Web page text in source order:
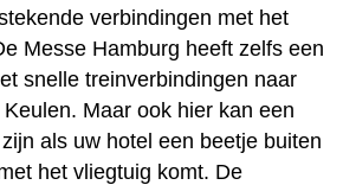
verbindingen met het
Messe Hamburg heeft zelfs een
snelle treinverbindingen naar
Maar ook hier kan een
als uw hotel een beetje buiten
het vliegtuig komt. De